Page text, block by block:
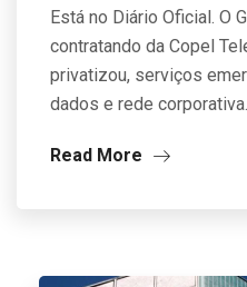
Está no Diário Oficial. O
contratando da Copel
privatizou, serviços
dados e rede
Read More